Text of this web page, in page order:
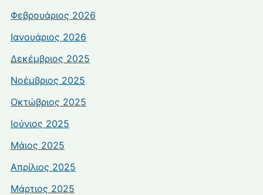
Φεβρουάριος 2026
Ιανουάριος 2026
Δεκέμβριος 2025
Νοέμβριος 2025
Οκτώβριος 2025
Ιούνιος 2025
Μάιος 2025
Απρίλιος 2025
Μάρτιος 2025